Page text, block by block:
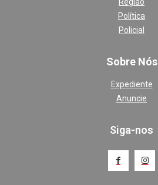
Política
Policial
Sobre Nós
Expediente
Anuncie
Siga-nos